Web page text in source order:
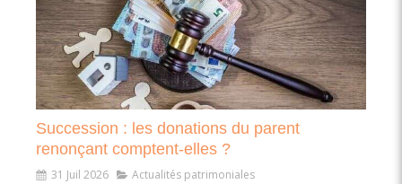
Succession : les donations du parent
renonçant comptent-elles ?
31 Juil 2026 Actualités patrimoniales